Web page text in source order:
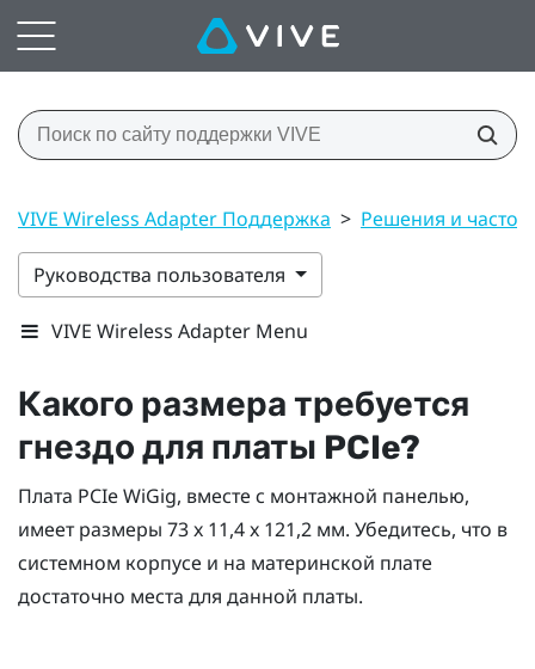
VIVE Wireless Adapter Поддержка > Решения и часто
Руководства пользователя
VIVE Wireless Adapter Menu
Какого размера требуется
гнездо для платы PCIe?
Плата PCIeWiGig, вместе с монтажной панелью,
имеет размеры 73 x 11,4 x 121,2 мм. Убедитесь, что в
системном корпусе и на материнской плате
достаточно места для данной платы.